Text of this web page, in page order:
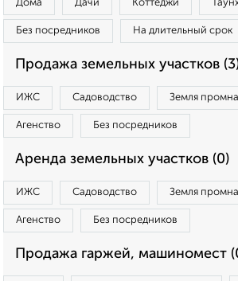
Дома Дачи Коттеджи
Без посредников На длительный срок
Продажа земельных участков
ИЖС Садоводство Земля
Агенство Без посредников
Аренда земельных участков (0)
ИЖС Садоводство Земля
Агенство Без посредников
Продажа гаржей, машиномест